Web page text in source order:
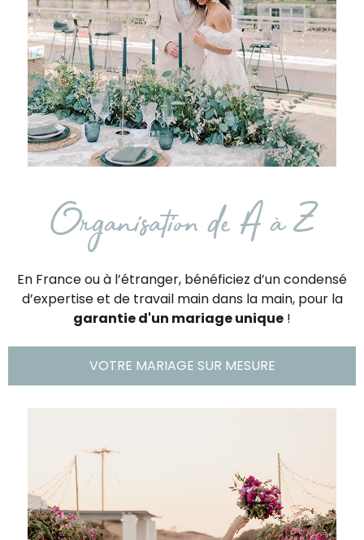
Organisation de A à Z
En France ou à l’étranger, bénéficiez d’un condensé
d’expertise et de travail main dans la main, pour la
garantie d'un mariage unique !
VOTRE MARIAGE SUR MESURE